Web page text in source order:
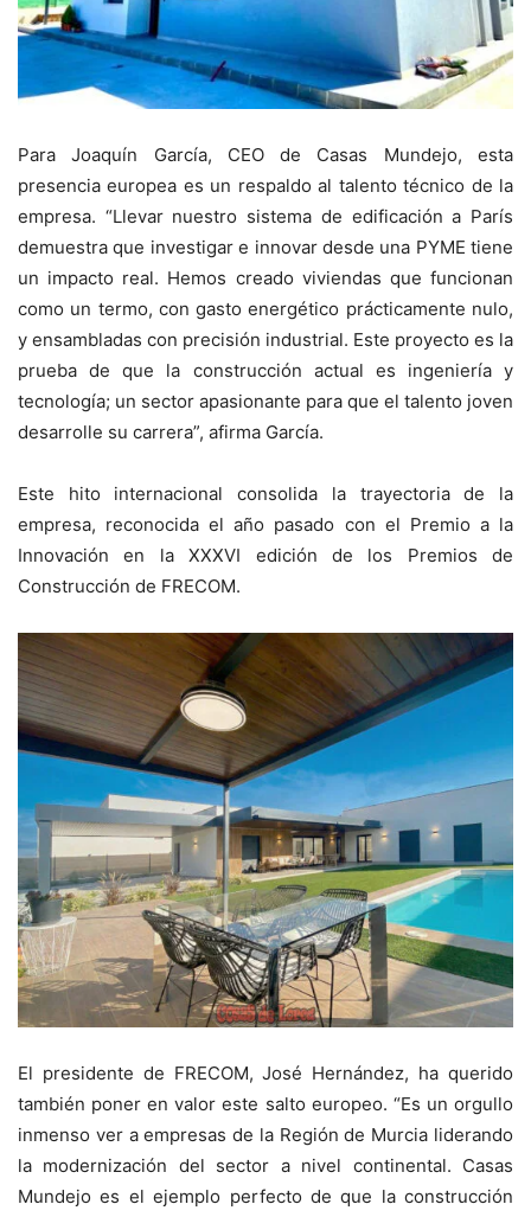
Para Joaquín García, CEO de Casas Mundejo, esta
presencia europea es un respaldo al talento técnico de la
empresa. “Llevar nuestro sistema de edificación a París
demuestra que investigar e innovar desde una PYME tiene
un impacto real. Hemos creado viviendas que funcionan
como un termo, con gasto energético prácticamente nulo,
y ensambladas con precisión industrial. Este proyecto es la
prueba de que la construcción actual es ingeniería y
tecnología; un sector apasionante para que el talento joven
desarrolle su carrera”, afirma García.
Este hito internacional consolida la trayectoria de la
empresa, reconocida el año pasado con el Premio a la
Innovación en la XXXVI edición de los Premios de
Construcción de FRECOM.
El presidente de FRECOM, José Hernández, ha querido
también poner en valor este salto europeo. “Es un orgullo
inmenso ver a empresas de la Región de Murcia liderando
la modernización del sector a nivel continental. Casas
Mundejo es el ejemplo perfecto de que la construcción